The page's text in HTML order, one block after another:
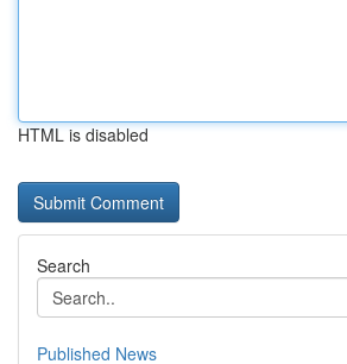
HTML is disabled
Search
Published News